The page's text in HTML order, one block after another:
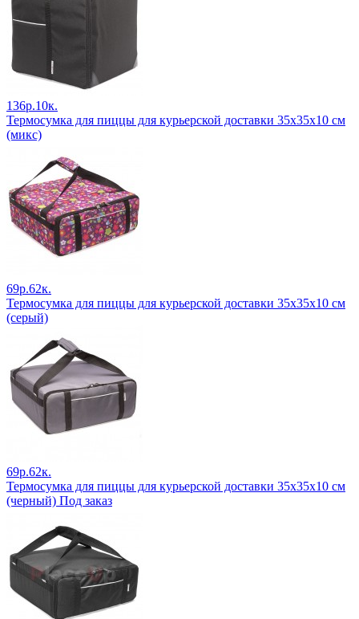
136р.10к.
Термосумка для пиццы для курьерской доставки 35х35х10 см
(микс)
69р.62к.
Термосумка для пиццы для курьерской доставки 35х35х10 см
(серый)
69р.62к.
Термосумка для пиццы для курьерской доставки 35х35х10 см
(черный) Под заказ